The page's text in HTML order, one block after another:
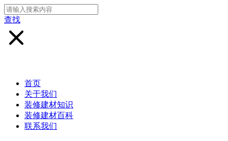
查找
首页
关于我们
装修建材知识
装修建材百科
联系我们